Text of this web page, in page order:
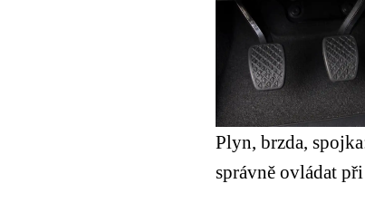
Plyn, brzda,
správně ovládat